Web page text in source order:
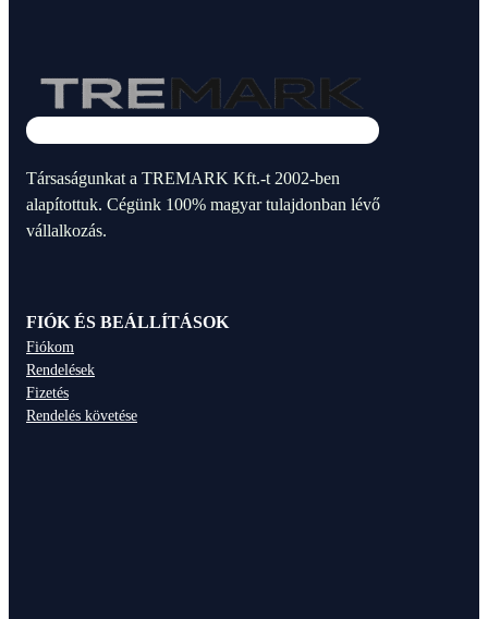
Társaságunkat a TREMARK Kft.-t 2002-ben
alapítottuk. Cégünk 100% magyar tulajdonban lévő
vállalkozás.
FIÓK ÉS BEÁLLÍTÁSOK
Fiókom
Rendelések
Fizetés
Rendelés követése